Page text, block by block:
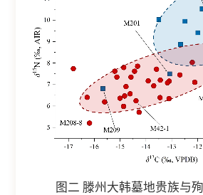
图二 滕州大韩墓地贵族与